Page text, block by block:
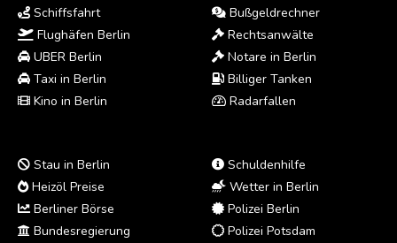
Schiffsfahrt
Flughäfen Berlin
UBER Berlin
Taxi in Berlin
Kino in Berlin
Bußgeldrechner
Rechtsanwälte
Notare in Berlin
Billiger Tanken
Radarfallen
Stau in Berlin
Heizöl Preise
Berliner Börse
Bundesregierung
Schuldenhilfe
Wetter in Berlin
Polizei Berlin
Polizei Potsdam